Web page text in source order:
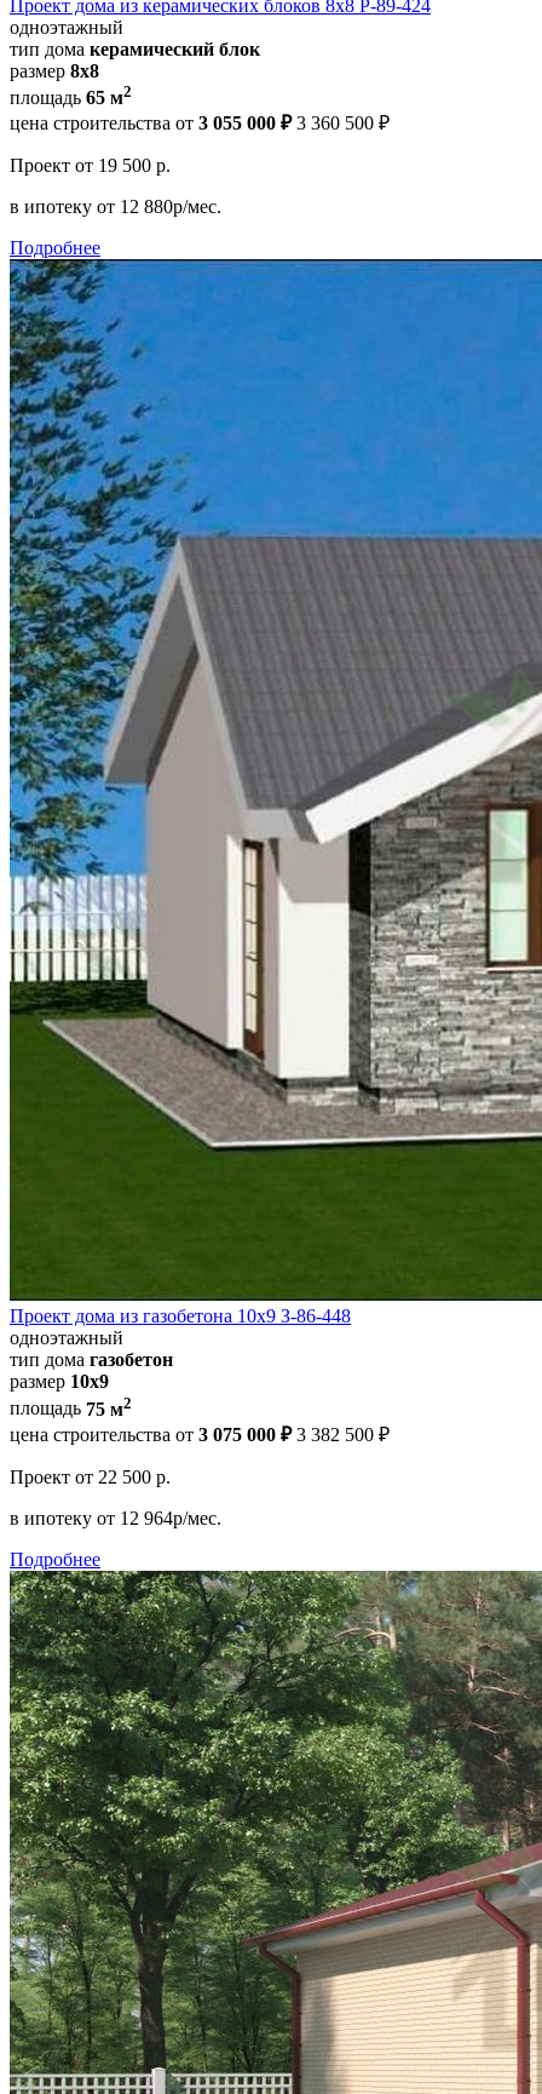
Проект дома из керамических блоков 8х8 Р-89-424
одноэтажный
тип дома керамический блок
размер 8х8
площадь 65 м2
цена строительства от 3 055 000 ₽ 3 360 500 ₽
Проект от 19 500 р.
в ипотеку от 12 880р/мес.
Подробнее
Проект дома из газобетона 10х9 З-86-448
одноэтажный
тип дома газобетон
размер 10х9
площадь 75 м2
цена строительства от 3 075 000 ₽ 3 382 500 ₽
Проект от 22 500 р.
в ипотеку от 12 964р/мес.
Подробнее